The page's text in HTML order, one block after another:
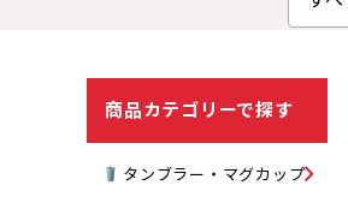
商品カテゴリーで探す
タンブラー・マグカップ